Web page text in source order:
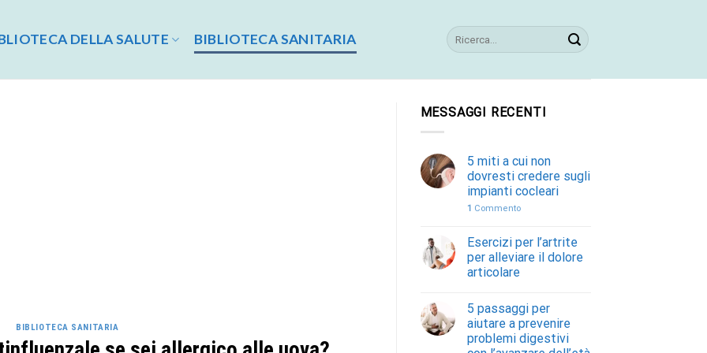
DELLA SALUTE BIBLIOTECA SANITARIA
BIBLIOTECA SANITARIA
MESSAGGI RECENTI
5 miti a cui non
dovresti credere sugli
impianti cocleari
1 Commento
Esercizi per l’artrite
per alleviare il dolore
articolare
5 passaggi per
aiutare a prevenire
problemi digestivi